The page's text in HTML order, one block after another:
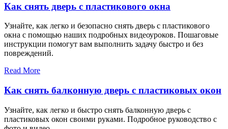
Как снять дверь с пластикового окна
Узнайте, как легко и безопасно снять дверь с пластикового
окна с помощью наших подробных видеоуроков. Пошаговые
инструкции помогут вам выполнить задачу быстро и без
повреждений.
Read More
Как снять балконную дверь с пластиковых окон
Узнайте, как легко и быстро снять балконную дверь с
пластиковых окон своими руками. Подробное руководство с